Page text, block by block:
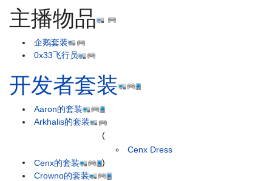
主播物品
企鹅套装
0x33飞行员
开发者套装
Aaron的套装
Arkhalis的套装
Cenx的套装
(
Cenx Dress
)
Crowno的套装